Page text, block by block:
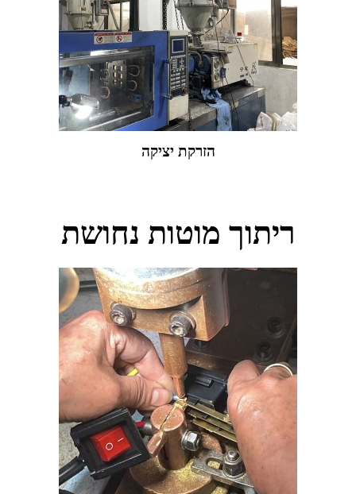
הזרקת יציקה
ריתוך מוטות נחושת